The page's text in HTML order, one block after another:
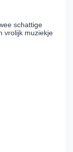
schattige
vrolijk muziekje